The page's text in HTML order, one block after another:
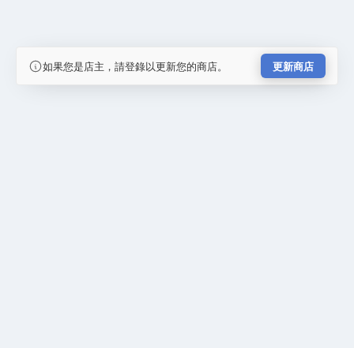
如果您是店主，請登錄以更新您的商店。 更新商店